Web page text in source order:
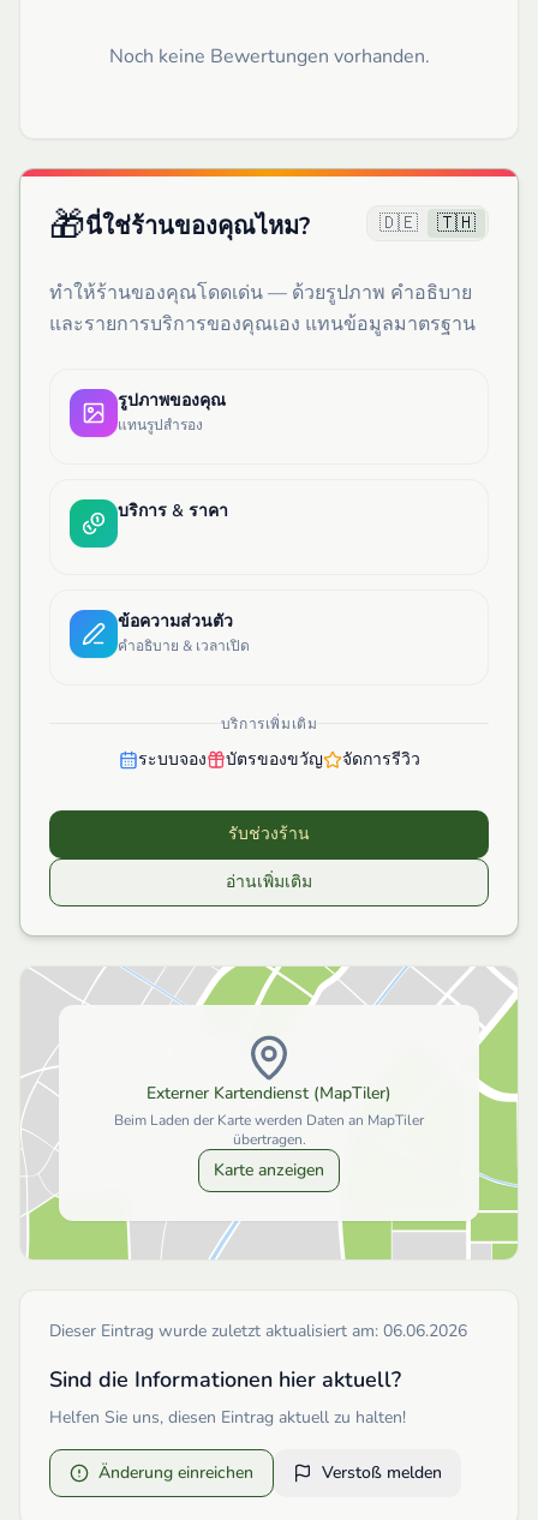
Noch keine Bewertungen vorhanden.
🎁นี่ใช่ร้านของคุณไหม? 🇩🇪 🇹🇭
ทำให้ร้านของคุณโดดเด่น — ด้วยรูปภาพ คำอธิบาย
และรายการบริการของคุณเอง แทนข้อมูลมาตรฐาน
รูปภาพของคุณ
แทนรูปสำรอง
บริการ & ราคา
ข้อความส่วนตัว
คำอธิบาย & เวลาเปิด
บริการเพิ่มเติม
ระบบจอง บัตรของขวัญ จัดการรีวิว
รับช่วงร้าน
อ่านเพิ่มเติม
Externer Kartendienst (MapTiler)
Beim Laden der Karte werden Daten an MapTiler
übertragen.
Karte anzeigen
Dieser Eintrag wurde zuletzt aktualisiert am: 06.06.2026
Sind die Informationen hier aktuell?
Helfen Sie uns, diesen Eintrag aktuell zu halten!
Änderung einreichen Verstoß melden